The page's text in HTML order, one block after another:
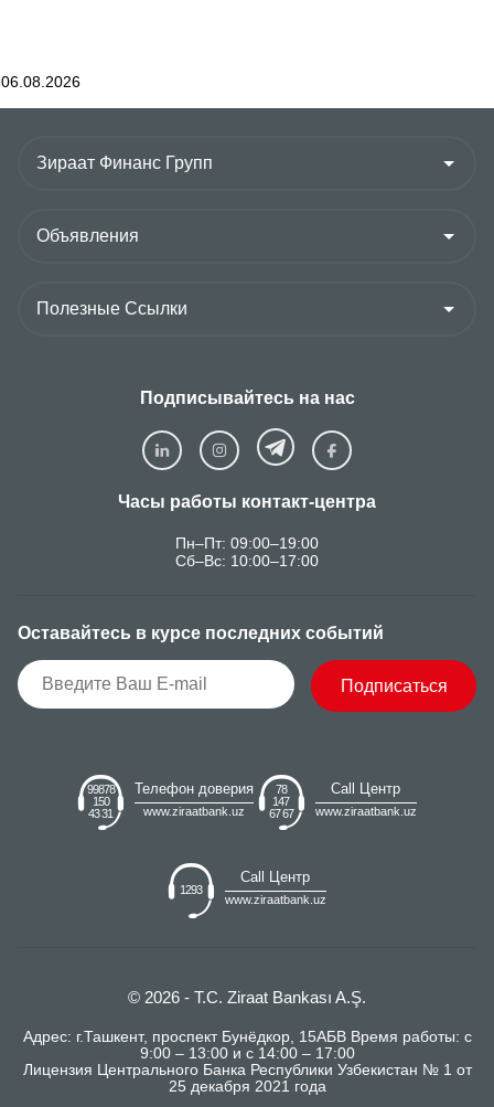
06.08.2026
Подписывайтесь на нас
Часы работы контакт-центра
Пн–Пт: 09:00–19:00
Сб–Вс: 10:00–17:00
Оставайтесь в курсе последних событий
Подписаться
99878
150
43 31
Телефон доверия
www.ziraatbank.uz
78
147
67 67
Call Центр
www.ziraatbank.uz
1293
Call Центр
www.ziraatbank.uz
© 2026 - T.C. Ziraat Bankası A.Ş.
Адрес: г.Ташкент, проспект Бунёдкор, 15АБВ Время работы: с
9:00 – 13:00 и с 14:00 – 17:00
Лицензия Центрального Банка Республики Узбекистан № 1 от
25 декабря 2021 года